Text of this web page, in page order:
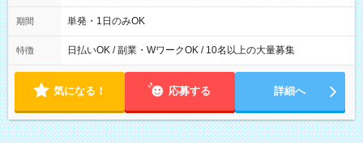
00～20：00
期間 単発・1日のみOK
特徴 日払いOK / 副業・WワークOK / 10名以上の大量募集
気になる！ 応募する 詳細へ